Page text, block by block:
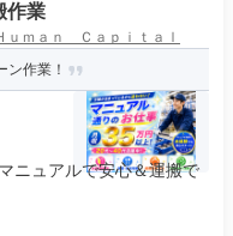
作業
ｍａｎ Ｃａｐｉｔａｌ
ン作業！
ニュアルで安心＆運搬で